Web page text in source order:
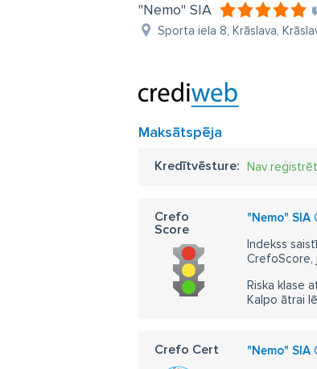
"Nemo" SIA
Sporta iela 8, Krāslava,
Maksātspēja
Kredītvēsture: Nav
Crefo
Score
"Nemo" SIA
Indekss
CrefoScore,
Riska klase
Kalpo ātrai
Crefo Cert "Nemo" SIA